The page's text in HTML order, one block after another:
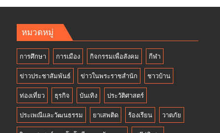
หมวดหมู่
การศึกษา การเมือง กิจกรรมเพื่อสังคม กีฬา
ข่าวประชาสัมพันธ์ ข่าวในพระราชสำนัก ชาวบ้าน
ท่องเที่ยว ธุรกิจ บันเทิง ประวัติศาสตร์
ประเพณีและวัฒนธรรม ยาเสพติด ร้องเรียน วาตภัย